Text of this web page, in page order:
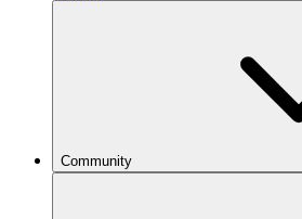
Community